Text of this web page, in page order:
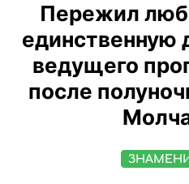
Пережил
единственную
ведущего
после